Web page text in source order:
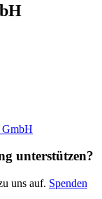
unterstützen?
uns auf. Spenden